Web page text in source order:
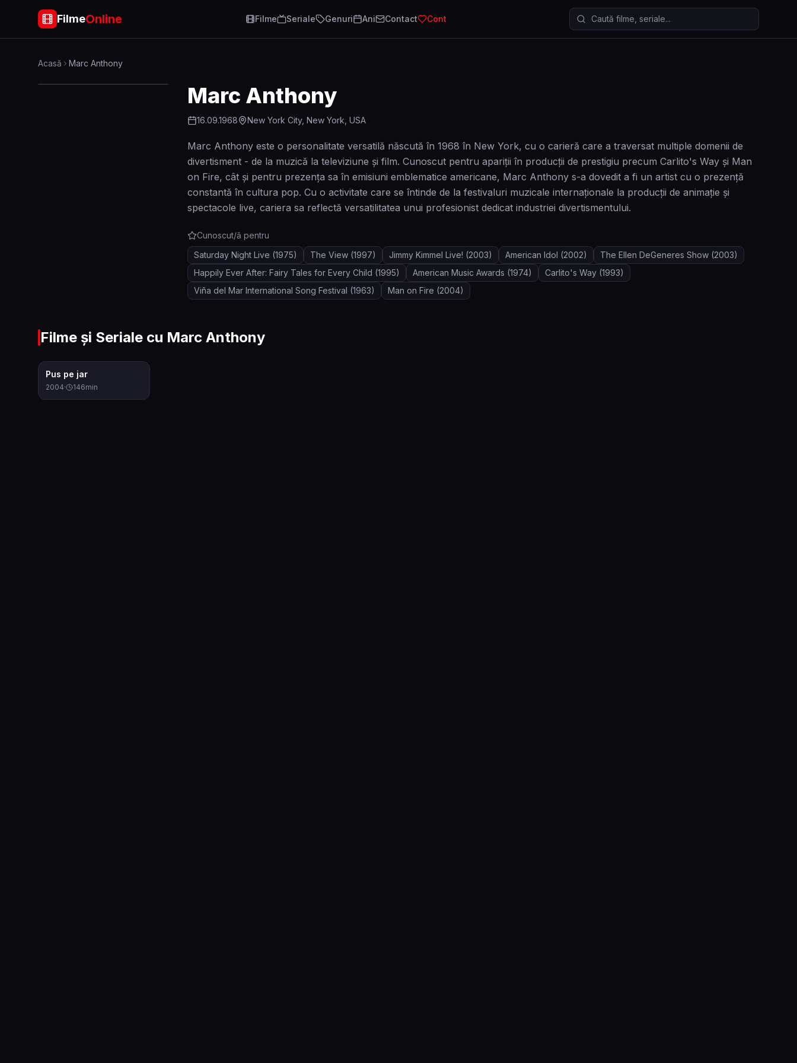
FilmeOnline Filme Seriale Genuri Ani Contact Cont Caută filme și seriale
Acasă Marc Anthony
Marc Anthony
16.09.1968 New York City, New York, USA
Marc Anthony este o personalitate versatilă născută în 1968 în New York, cu o carieră care a traversat multiple domenii de
divertisment - de la muzică la televiziune și film. Cunoscut pentru apariții în producții de prestigiu precum Carlito's Way și Man
on Fire, cât și pentru prezența sa în emisiuni emblematice americane, Marc Anthony s-a dovedit a fi un artist cu o prezență
constantă în cultura pop. Cu o activitate care se întinde de la festivaluri muzicale internaționale la producții de animație și
spectacole live, cariera sa reflectă versatilitatea unui profesionist dedicat industriei divertismentului.
Cunoscut/ă pentru
Saturday Night Live (1975) The View (1997) Jimmy Kimmel Live! (2003) American Idol (2002) The Ellen DeGeneres Show (2003)
Happily Ever After: Fairy Tales for Every Child (1995) American Music Awards (1974) Carlito's Way (1993)
Viña del Mar International Song Festival (1963) Man on Fire (2004)
Filme și Seriale cu Marc Anthony
Pus pe jar
2004· 146min